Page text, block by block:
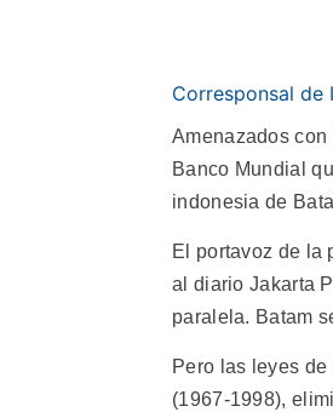
Corresponsal de
Amenazados
Banco Mundial
indonesia de
El portavoz de la
al diario Jakarta
paralela. Batam
Pero las leyes
(1967-1998),